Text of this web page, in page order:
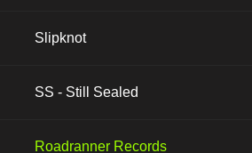
Slipknot
SS - Still Sealed
Roadranner Records